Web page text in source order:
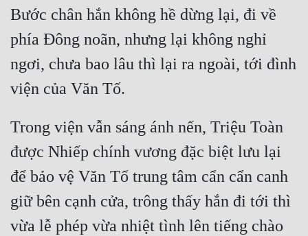
Bước chân hắn không hề dừng lại, đi về
phía Đông noãn, nhưng lại không nghỉ
ngơi, chưa bao lâu thì lại ra ngoài, tới đình
Trong viện vẫn sáng ánh nến, Triệu Toàn
được Nhiếp chính vương đặc biệt lưu lại
để bảo vệ Văn Tố trung tâm cẩn cẩn canh
giữ bên cạnh cửa, trông thấy hắn đi tới thì
vừa lễ phép vừa nhiệt tình lên tiếng chào